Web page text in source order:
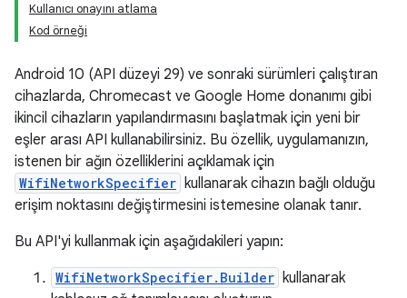
Kullanıcı onayını atlama
Kod örneği
Android 10 (API düzeyi 29) ve sonraki sürümleri çalıştıran
cihazlarda, Chromecast ve Google Home donanımı gibi
ikincil cihazların yapılandırmasını başlatmak için yeni bir
eşler arası API kullanabilirsiniz. Bu özellik, uygulamanızın,
istenen bir ağın özelliklerini açıklamak için
WifiNetworkSpecifier kullanarak cihazın bağlı olduğu
erişim noktasını değiştirmesini istemesine olanak tanır.
Bu API'yi kullanmak için aşağıdakileri yapın:
WifiNetworkSpecifier.Builder kullanarak